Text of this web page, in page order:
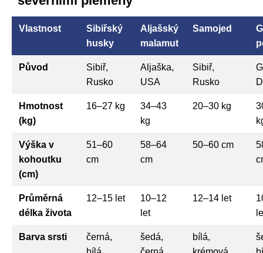
Vlastnost
Sibiřský
husky
Aljašský
malamut
Samojed
Původ
Sibiř,
Rusko
Aljaška,
USA
Sibiř,
Rusko
Hmotnost
(kg)
16–27 kg
34–43
kg
20–30 kg
Výška v
kohoutku
(cm)
51–60
cm
58–64
cm
50–60 cm
Průměrná
délka života
12–15 let
10–12
let
12–14 let
Barva srsti
černá,
šedá,
bílá,